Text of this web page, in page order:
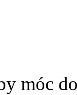
móc